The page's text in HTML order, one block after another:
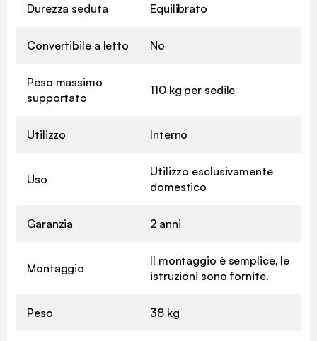
Durezza seduta Equilibrato
Convertibile a letto No
Peso massimo
supportato
110 kg per sedile
Utilizzo Interno
Uso
Utilizzo esclusivamente
domestico
Garanzia 2 anni
Montaggio
Il montaggio è semplice, le
istruzioni sono fornite.
Peso 38 kg